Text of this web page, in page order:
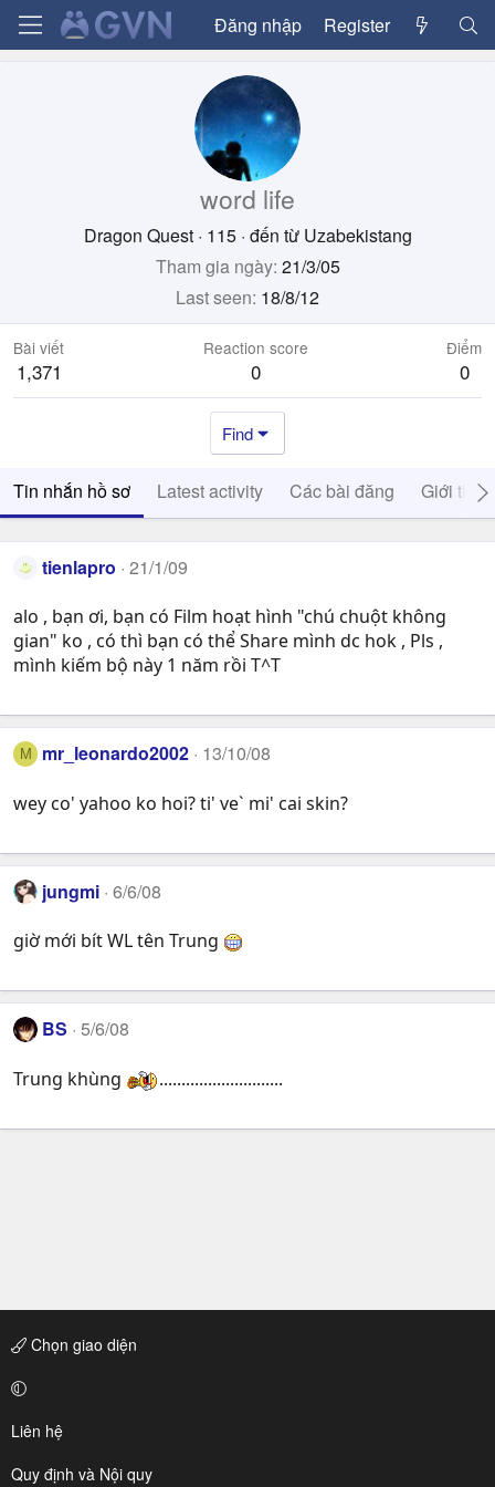
Đăng nhập Register
word life
Dragon Quest · 115 · đến từ Uzabekistang
Tham gia ngày 21/3/05
Last seen 18/8/12
Bài viết
1,371
Reaction score
0
Điểm
0
Find
Tin nhắn hồ sơ Latest activity Các bài đăng Giới thiệu
tienlapro 21/1/09
alo , bạn ơi, bạn có Film hoạt hình "chú chuột không
gian" ko , có thì bạn có thể Share mình dc hok , Pls ,
mình kiếm bộ này 1 năm rồi T^T
M mr_leonardo2002 13/10/08
wey co' yahoo ko hoi? ti' ve` mi' cai skin?
jungmi 6/6/08
giờ mới bít WL tên Trung
BS 5/6/08
Trung khùng ............................
Chọn giao diện
Liên hệ
Quy định và Nội quy